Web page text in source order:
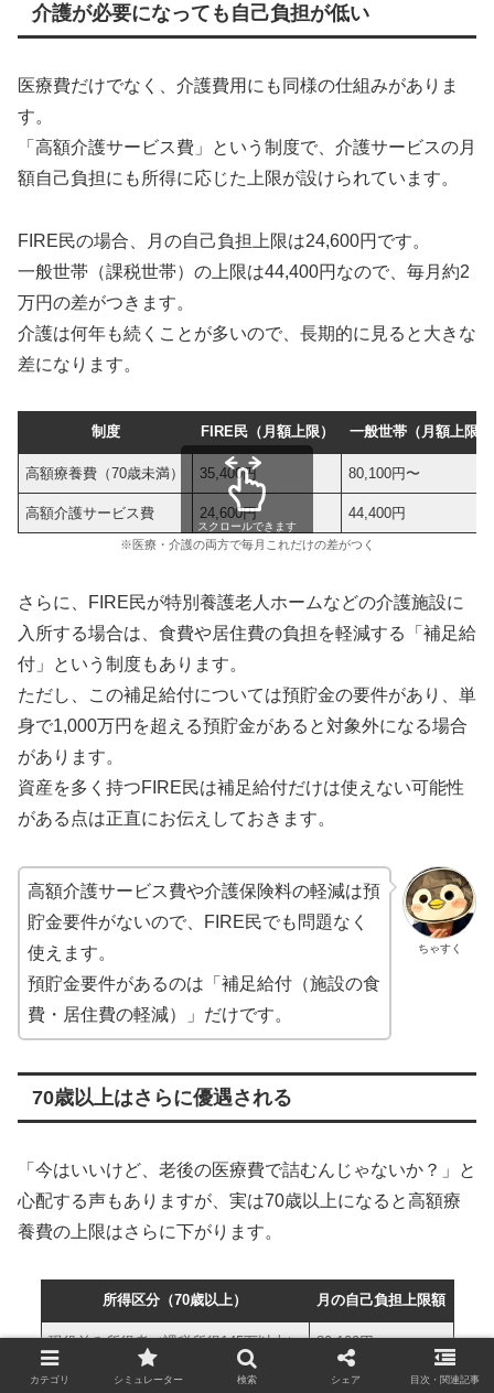
介護が必要になっても自己負担が低い
医療費だけでなく、介護費用にも同様の仕組みがありま
す。
「高額介護サービス費」という制度で、介護サービスの月
額自己負担にも所得に応じた上限が設けられています。
FIRE民の場合、月の自己負担上限は24,600円です。
一般世帯（課税世帯）の上限は44,400円なので、毎月約2
万円の差がつきます。
介護は何年も続くことが多いので、長期的に見ると大きな
差になります。
制度 FIRE民（月額上限） 一般世帯（月額上限）
高額療養費（70歳未満） 35,400円 80,100円〜
高額介護サービス費 24,600円 44,400円
スクロールできます
※医療・介護の両方で毎月これだけの差がつく
さらに、FIRE民が特別養護老人ホームなどの介護施設に
入所する場合は、食費や居住費の負担を軽減する「補足給
付」という制度もあります。
ただし、この補足給付については預貯金の要件があり、単
身で1,000万円を超える預貯金があると対象外になる場合
があります。
資産を多く持つFIRE民は補足給付だけは使えない可能性
がある点は正直にお伝えしておきます。
ちゃすく
高額介護サービス費や介護保険料の軽減は預
貯金要件がないので、FIRE民でも問題なく
使えます。
預貯金要件があるのは「補足給付（施設の食
費・居住費の軽減）」だけです。
70歳以上はさらに優遇される
「今はいいけど、老後の医療費で詰むんじゃないか？」と
心配する声もありますが、実は70歳以上になると高額療
養費の上限はさらに下がります。
所得区分（70歳以上） 月の自己負担上限額
現役並み所得者（課税所得145万以上） 80,100円 ＋ α
一般（課税所得145万未満） 57,600円
カテゴリ シミュレーター 検索 シェア 目次・関連記事